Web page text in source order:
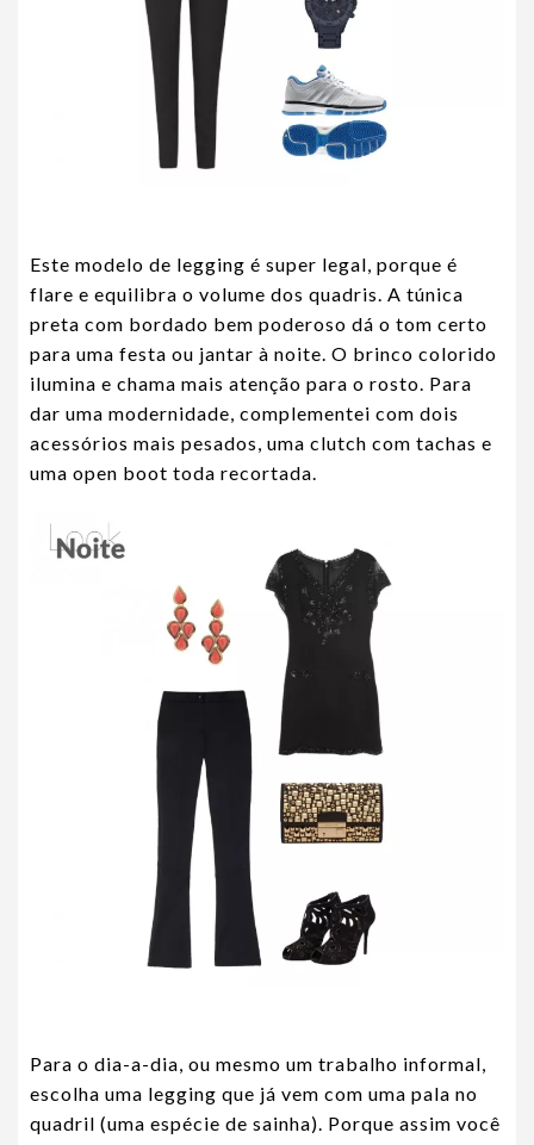
Este modelo de legging é super legal, porque é
flare e equilibra o volume dos quadris. A túnica
preta com bordado bem poderoso dá o tom certo
para uma festa ou jantar à noite. O brinco colorido
ilumina e chama mais atenção para o rosto. Para
dar uma modernidade, complementei com dois
acessórios mais pesados, uma clutch com tachas e
uma open boot toda recortada.
Para o dia-a-dia, ou mesmo um trabalho informal,
escolha uma legging que já vem com uma pala no
quadril (uma espécie de sainha). Porque assim você